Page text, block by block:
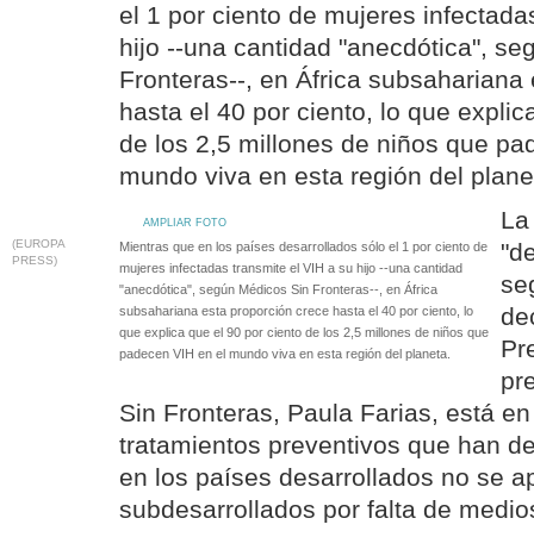
el 1 por ciento de mujeres
hijo --una cantidad "anecdótica",
Fronteras--, en África
hasta el 40 por ciento, lo que
de los 2,5 millones de niños que
mundo viva en esta región del
AMPLIAR FOTO
(EUROPA
PRESS)
Mientras que en los países desarrollados sólo el 1 por ciento de
mujeres infectadas transmite el VIH a su hijo --una cantidad
"anecdótica", según Médicos Sin Fronteras--, en África
subsahariana esta proporción crece hasta el 40 por ciento, lo
que explica que el 90 por ciento de los 2,5 millones de niños que
padecen VIH en el mundo viva en esta región del planeta.
Sin Fronteras, Paula Farias, está
tratamientos preventivos que han
en los países desarrollados no se
subdesarrollados por falta de